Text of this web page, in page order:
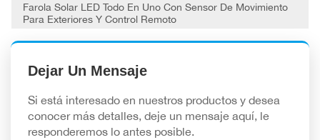
Farola Solar LED Todo En Uno Con Sensor De Movimiento
Para Exteriores Y Control Remoto
Dejar Un Mensaje
Si está interesado en nuestros productos y desea
conocer más detalles, deje un mensaje aquí, le
responderemos lo antes posible.